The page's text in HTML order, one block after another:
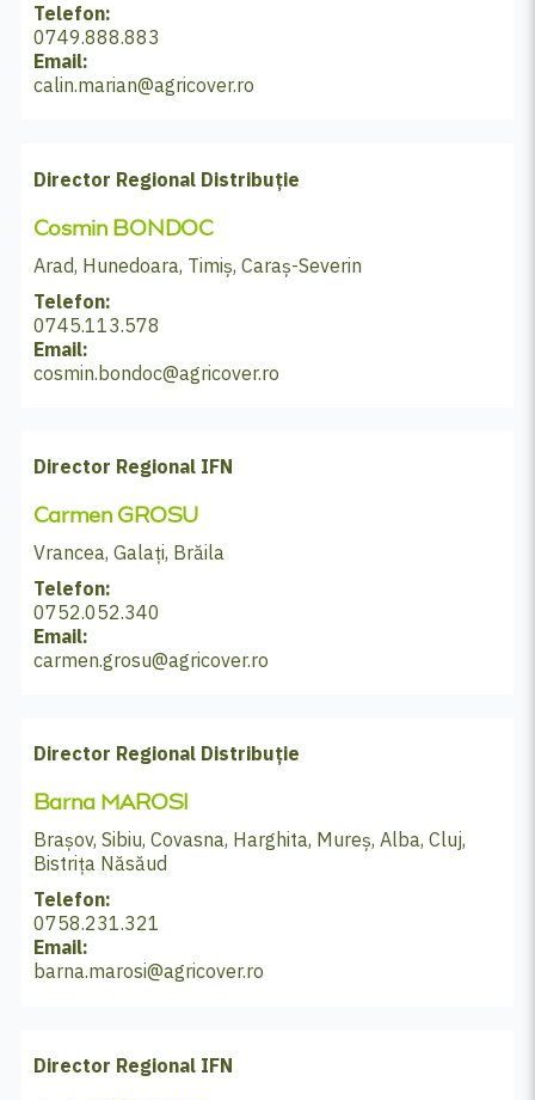
Telefon:
0749.888.883
Email:
calin.marian@agricover.ro
Director Regional Distribuție
Cosmin BONDOC
Arad, Hunedoara, Timiș, Caraș-Severin
Telefon:
0745.113.578
Email:
cosmin.bondoc@agricover.ro
Director Regional IFN
Carmen GROSU
Vrancea, Galați, Brăila
Telefon:
0752.052.340
Email:
carmen.grosu@agricover.ro
Director Regional Distribuție
Barna MAROSI
Brașov, Sibiu, Covasna, Harghita, Mureș, Alba, Cluj,
Bistriţa Năsăud
Telefon:
0758.231.321
Email:
barna.marosi@agricover.ro
Director Regional IFN